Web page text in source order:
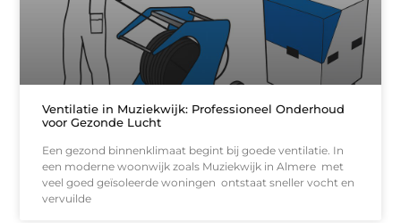
Ventilatie in Muziekwijk: Professioneel Onderhoud
voor Gezonde Lucht
Een gezond binnenklimaat begint bij goede ventilatie. In
een moderne woonwijk zoals Muziekwijk in Almere met
veel goed geïsoleerde woningen ontstaat sneller vocht en
vervuilde